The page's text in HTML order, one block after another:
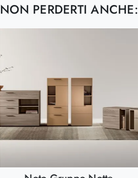
NON PERDERTI ANCHE: